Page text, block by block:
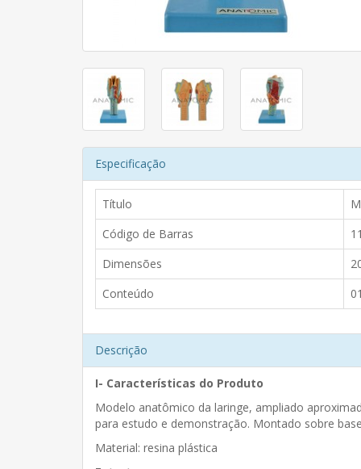
Especificação
Título
Código de Barras
Dimensões
Conteúdo
Descrição
I- Características do Produto
Modelo anatômico da laringe, ampliado
para estudo e demonstração. Montado sobre
Material: resina plástica